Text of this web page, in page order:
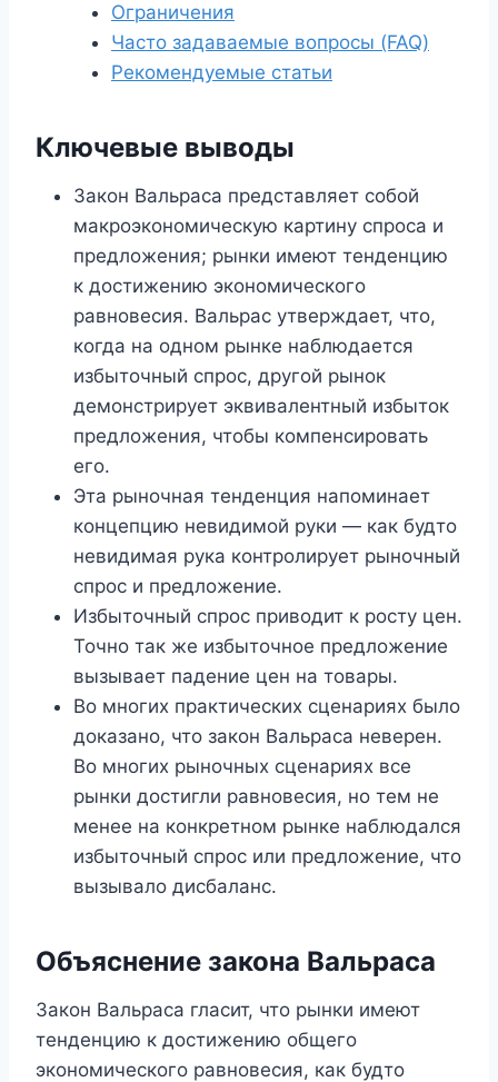
Ограничения
Часто задаваемые вопросы (FAQ)
Рекомендуемые статьи
Ключевые выводы
Закон Вальраса представляет собой
макроэкономическую картину спроса и
предложения; рынки имеют тенденцию
к достижению экономического
равновесия. Вальрас утверждает, что,
когда на одном рынке наблюдается
избыточный спрос, другой рынок
демонстрирует эквивалентный избыток
предложения, чтобы компенсировать
его.
Эта рыночная тенденция напоминает
концепцию невидимой руки — как будто
невидимая рука контролирует рыночный
спрос и предложение.
Избыточный спрос приводит к росту цен.
Точно так же избыточное предложение
вызывает падение цен на товары.
Во многих практических сценариях было
доказано, что закон Вальраса неверен.
Во многих рыночных сценариях все
рынки достигли равновесия, но тем не
менее на конкретном рынке наблюдался
избыточный спрос или предложение, что
вызывало дисбаланс.
Объяснение закона Вальраса
Закон Вальраса гласит, что рынки имеют
тенденцию к достижению общего
экономического равновесия, как будто